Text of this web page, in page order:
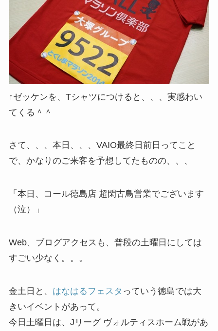
↑ゼッケンを、Tシャツにつけると、、、実感わい
てくる＾＾
さて、、、本日、、、VAIO最終日前日ってこと
で、かなりのご来客を予想してたものの、、、
「本日、コール徳島店 超閑古鳥営業でございます
（泣）」
Web、ブログアクセスも、普段の土曜日にしては
すごい少なく。。。
金土日と、 はなはるフェスタ っていう徳島では大
きいイベントがあって。
今日土曜日は、Jリーグ ヴォルティスホーム戦があ